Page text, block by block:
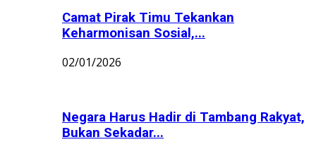
Camat Pirak Timu Tekankan
Keharmonisan Sosial,...
02/01/2026
Negara Harus Hadir di Tambang Rakyat,
Bukan Sekadar...